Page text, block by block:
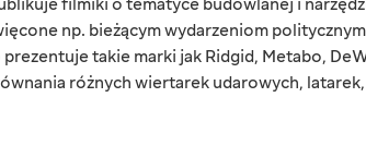
filmiki o tematyce budowlanej i
np. bieżącym wydarzeniom
takie marki jak Ridgid, Metabo,
różnych wiertarek udarowych,